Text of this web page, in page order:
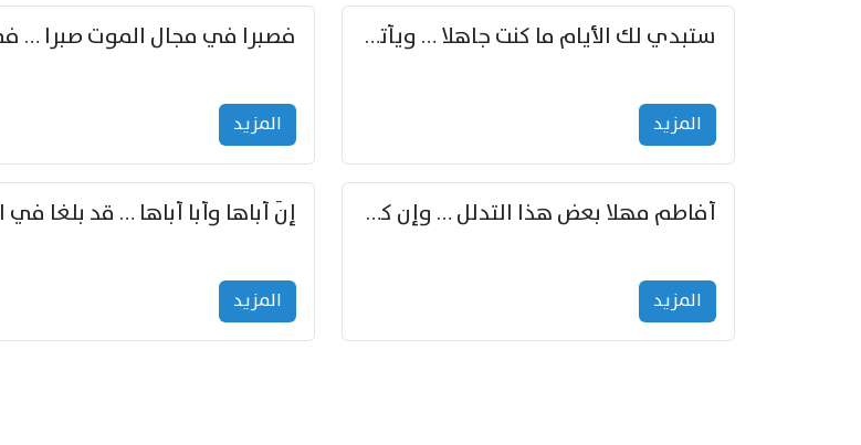
ستبدي لك الأيام ما كنت جاهلا … ويأتيك بالأخبار من لم تزوّد
المزید المزید
أفاطم مهلا بعض هذا التدلل … وإن كنت قد أزمعت صرمي فأجملي
المزید المزید